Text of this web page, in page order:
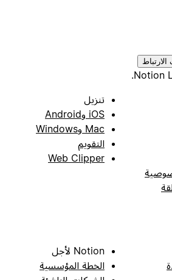
تنزيل
iOS وAndroid
Mac وWindows
التقويم
Web Clipper
Notion لأجل
الخطة المؤسسية